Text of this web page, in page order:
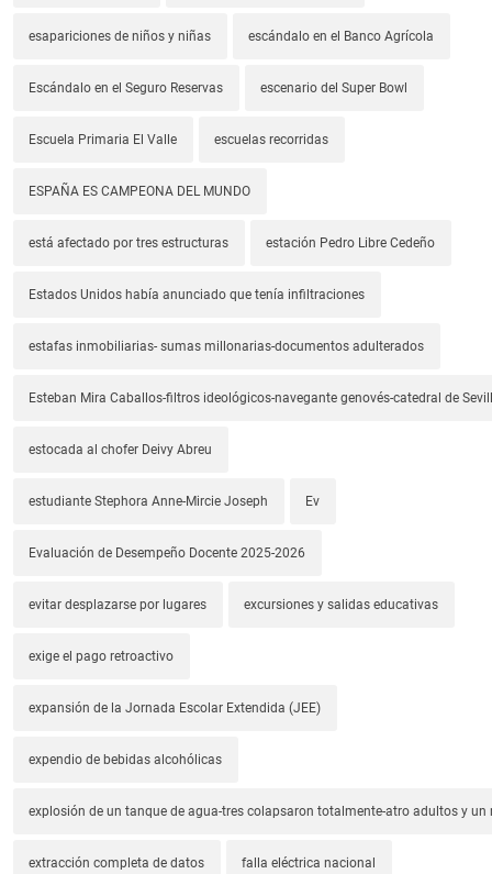
esapariciones de niños y niñas escándalo en el Banco Agrícola
Escándalo en el Seguro Reservas escenario del Super Bowl
Escuela Primaria El Valle escuelas recorridas
ESPAÑA ES CAMPEONA DEL MUNDO
está afectado por tres estructuras estación Pedro Libre Cedeño
Estados Unidos había anunciado que tenía infiltraciones
estafas inmobiliarias- sumas millonarias-documentos adulterados
Esteban Mira Caballos-filtros ideológicos-navegante genovés-catedral de
estocada al chofer Deivy Abreu
estudiante Stephora Anne-Mircie Joseph Ev
Evaluación de Desempeño Docente 2025-2026
evitar desplazarse por lugares excursiones y salidas educativas
exige el pago retroactivo
expansión de la Jornada Escolar Extendida (JEE)
expendio de bebidas alcohólicas
explosión de un tanque de agua-tres colapsaron totalmente-atro adultos y un
extracción completa de datos falla eléctrica nacional